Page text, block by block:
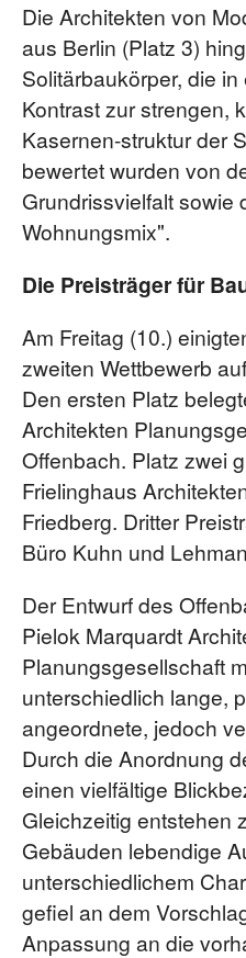
Die Architekten von
aus Berlin (Platz 3)
Solitärbaukörper, die
Kontrast zur strengen,
Kasernen-struktur der
bewertet wurden von
Grundrissvielfalt sowie
Wohnungsmix".
Die Preisträger für
Am Freitag (10.)
zweiten Wettbewerb
Den ersten Platz
Architekten
Offenbach. Platz zwei
Frielinghaus
Friedberg. Dritter
Büro Kuhn und
Der Entwurf des
Pielok Marquardt
Planungsgesellschaft
unterschiedlich lange,
angeordnete, jedoch
Durch die Anordnung
einen vielfältige
Gleichzeitig entstehen
Gebäuden lebendige
unterschiedlichem
gefiel an dem
Anpassung an die